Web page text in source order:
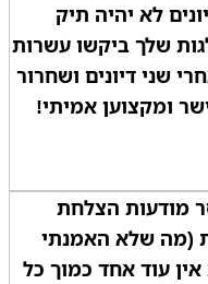
התיק ואמרת שתוך 2-3 דיונים לא יהיה תיק
שלך ביקשו עשרות
שני דיונים ושחרור
ומקצוען אמיתי!
מודעות הצלחת
(מה שלא האמנתי
עוד אחד כמוך כל